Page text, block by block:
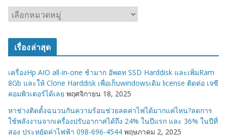
ม
ว
มู่
เรื่องล่าสุด
เครื่องHp AIO all-in-one ช้ามาก อัพดท SSD Harddisk และเพิ่มRam
8Gb และให้ Clone Harddisk เพื่อเก็บwindowsเดิม license ติดต่อ เจซี
คอมพิวเตอร์ได้เลย พฤศจิกายน 18, 2025
หาช่างติดตั้งฉนวนกันความร้อนช่วยลดค่าไฟได้มากแค่ไหน?ลดการ
ใช้พลังงานจากเครื่องปรับอากาศได้ถึง 24% ในปีแรก และ 36% ในปีที่
สอง ประหยัดค่าไฟฟ้า 098-696-4544 พฤษภาคม 2, 2025